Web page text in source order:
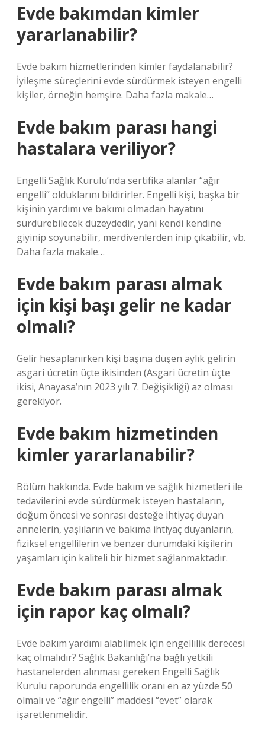
Evde bakımdan kimler
yararlanabilir?
Evde bakım hizmetlerinden kimler faydalanabilir?
İyileşme süreçlerini evde sürdürmek isteyen engelli
kişiler, örneğin hemşire. Daha fazla makale…
Evde bakım parası hangi
hastalara veriliyor?
Engelli Sağlık Kurulu’nda sertifika alanlar “ağır
engelli” olduklarını bildirirler. Engelli kişi, başka bir
kişinin yardımı ve bakımı olmadan hayatını
sürdürebilecek düzeydedir, yani kendi kendine
giyinip soyunabilir, merdivenlerden inip çıkabilir, vb.
Daha fazla makale…
Evde bakım parası almak
için kişi başı gelir ne kadar
olmalı?
Gelir hesaplanırken kişi başına düşen aylık gelirin
asgari ücretin üçte ikisinden (Asgari ücretin üçte
ikisi, Anayasa’nın 2023 yılı 7. Değişikliği) az olması
gerekiyor.
Evde bakım hizmetinden
kimler yararlanabilir?
Bölüm hakkında. Evde bakım ve sağlık hizmetleri ile
tedavilerini evde sürdürmek isteyen hastaların,
doğum öncesi ve sonrası desteğe ihtiyaç duyan
annelerin, yaşlıların ve bakıma ihtiyaç duyanların,
fiziksel engellilerin ve benzer durumdaki kişilerin
yaşamları için kaliteli bir hizmet sağlanmaktadır.
Evde bakım parası almak
için rapor kaç olmalı?
Evde bakım yardımı alabilmek için engellilik derecesi
kaç olmalıdır? Sağlık Bakanlığı’na bağlı yetkili
hastanelerden alınması gereken Engelli Sağlık
Kurulu raporunda engellilik oranı en az yüzde 50
olmalı ve “ağır engelli” maddesi “evet” olarak
işaretlenmelidir.